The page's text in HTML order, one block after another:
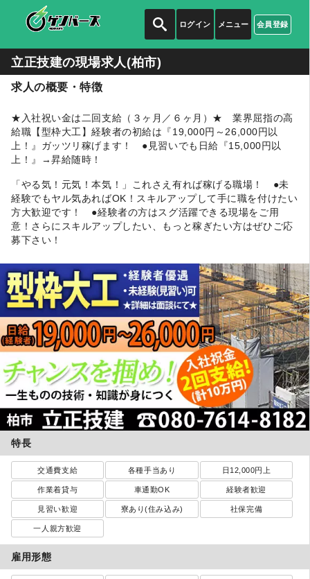
ログイン 会員登録
メニュー
立正技建の現場求人(柏市)
求人の概要・特徴
★入社祝い金は二回支給（３ヶ月／６ヶ月）★ 業界屈指の高
給職【型枠大工】経験者の初給は『19,000円～26,000円以
上！』ガッツリ稼げます！ ●見習いでも日給『15,000円以
上！』→昇給随時！
「やる気！元気！本気！」これさえ有れば稼げる職場！ ●未
経験でもヤル気あればOK！スキルアップして手に職を付けたい
方大歓迎です！ ●経験者の方はスグ活躍できる現場をご用
意！さらにスキルアップしたい、もっと稼ぎたい方はぜひご応
募下さい！
特長
交通費支給 各種手当あり 日12,000円上
作業着貸与 車通勤OK 経験者歓迎
見習い歓迎 寮あり(住み込み) 社保完備
一人親方歓迎
雇用形態